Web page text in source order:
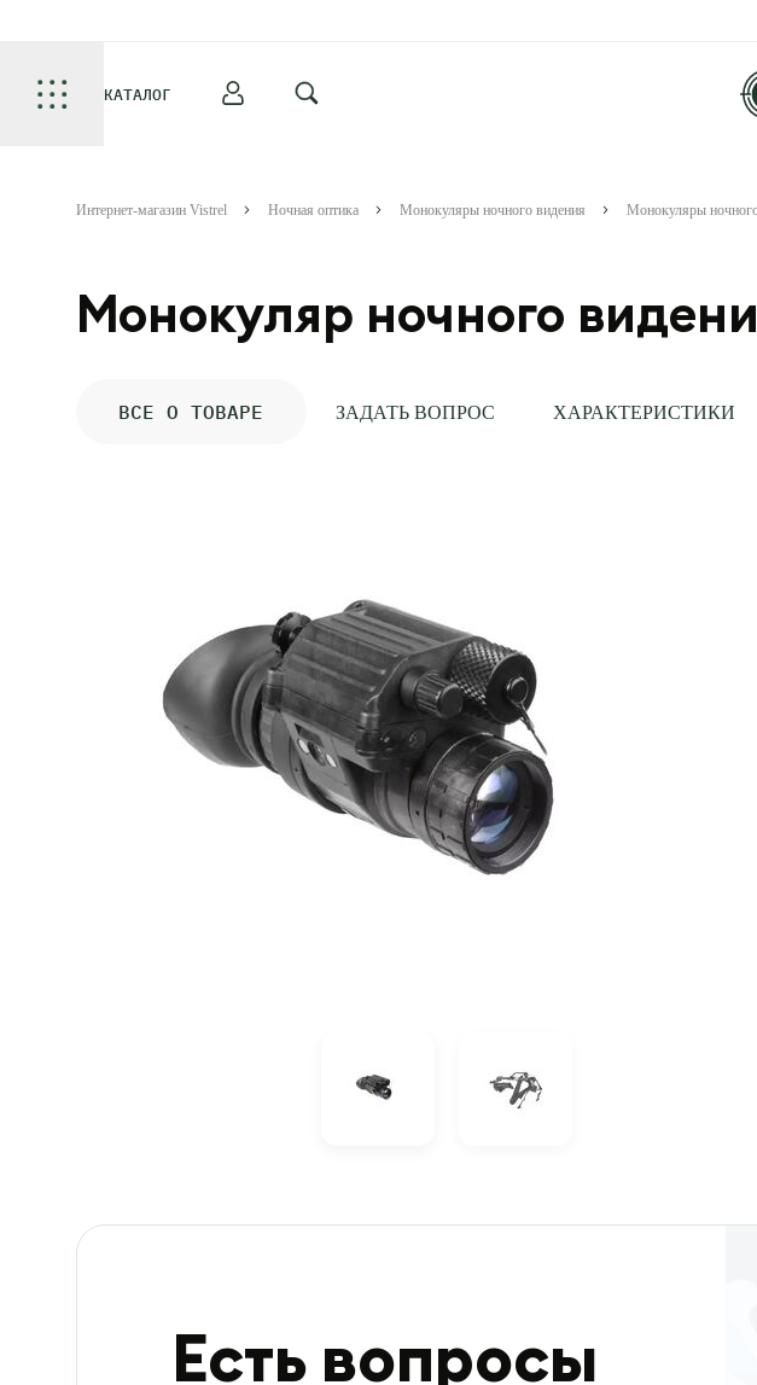
КАТАЛОГ
Интернет-магазин Vistrel Ночная оптика Монокуляры ночного видения Монокуляры
Монокуляр ночного
ВСЕ О ТОВАРЕ ЗАДАТЬ ВОПРОС ХАРАКТЕРИСТИКИ
Есть вопросы